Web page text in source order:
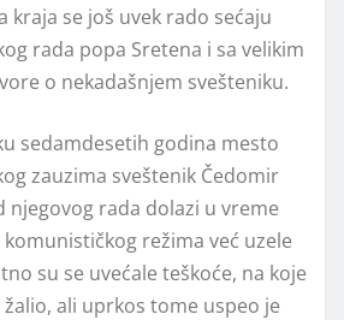
kraja se još uvek rado sećaju
rada popa Sretena i sa velikim
o nekadašnjem svešteniku.
sedamdesetih godina mesto
zauzima sveštenik Čedomir
njegovog rada dolazi u vreme
režima već uzele
su se uvećale teškoće, na koje
ali uprkos tome uspeo je